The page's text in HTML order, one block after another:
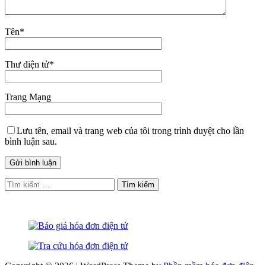
Tên*
Thư điện tử*
Trang Mạng
Lưu tên, email và trang web của tôi trong trình duyệt cho lần
bình luận sau.
Tìm
kiếm